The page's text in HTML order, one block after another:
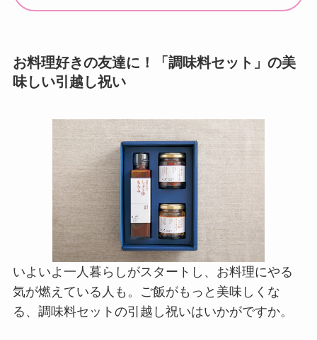
お料理好きの友達に！「調味料セット」の美
味しい引越し祝い
いよいよ一人暮らしがスタートし、お料理にやる
気が燃えている人も。ご飯がもっと美味しくな
る、調味料セットの引越し祝いはいかがですか。